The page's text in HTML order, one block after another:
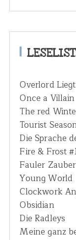
c
h
f
r
:
Overlord
Once a Villain
The red
Tourist
Die Sprache
Fire & Frost
Fauler Zauber
Young World
Clockwork
Obsidian
Die Radleys
Meine ganz